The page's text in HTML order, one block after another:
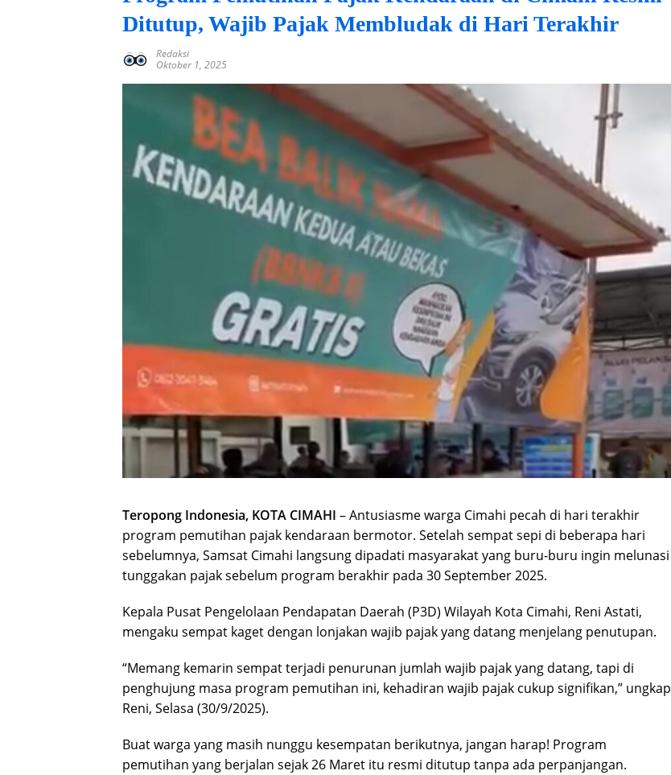
Ditutup, Wajib Pajak Membludak di Hari Terakhir
Redaksi
Oktober 1, 2025
Teropong Indonesia, KOTA CIMAHI – Antusiasme warga Cimahi pecah di hari terakhir
program pemutihan pajak kendaraan bermotor. Setelah sempat sepi di beberapa hari
sebelumnya, Samsat Cimahi langsung dipadati masyarakat yang buru-buru ingin melunasi
tunggakan pajak sebelum program berakhir pada 30 September 2025.
Kepala Pusat Pengelolaan Pendapatan Daerah (P3D) Wilayah Kota Cimahi, Reni Astati,
mengaku sempat kaget dengan lonjakan wajib pajak yang datang menjelang penutupan.
“Memang kemarin sempat terjadi penurunan jumlah wajib pajak yang datang, tapi di
penghujung masa program pemutihan ini, kehadiran wajib pajak cukup signifikan,” ungkap
Reni, Selasa (30/9/2025).
Buat warga yang masih nunggu kesempatan berikutnya, jangan harap! Program
pemutihan yang berjalan sejak 26 Maret itu resmi ditutup tanpa ada perpanjangan.